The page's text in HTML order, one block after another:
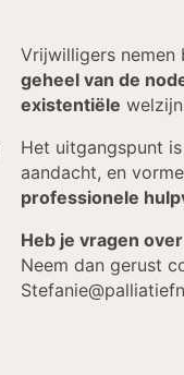
Vrijwilligers nemen
geheel van de
existentiële
Het uitgangspunt
aandacht, en
professionele
Heb je vragen
Neem dan gerust